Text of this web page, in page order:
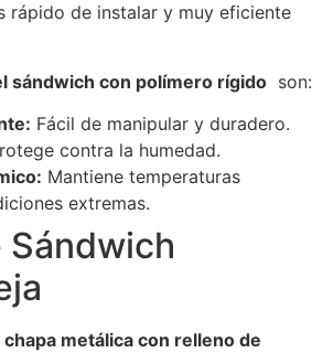
rápido de instalar y muy eficiente
sándwich con polímero rígido son:
Fácil de manipular y duradero.
contra la humedad.
Mantiene temperaturas
extremas.
Sándwich
metálica con relleno de